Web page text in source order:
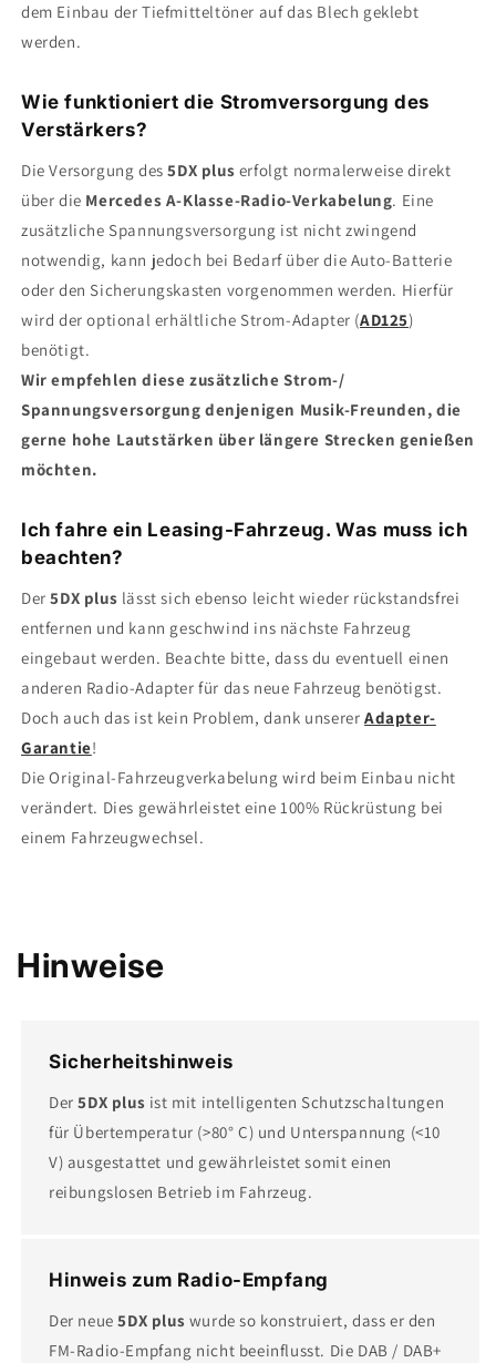
dem Einbau der Tiefmitteltöner auf das Blech geklebt
werden.
Wie funktioniert die Stromversorgung des
Verstärkers?
Die Versorgung des5DX plus erfolgt normalerweise direkt
über die Mercedes A-Klasse-Radio-Verkabelung. Eine
zusätzliche Spannungsversorgung ist nicht zwingend
notwendig, kann jedoch bei Bedarf über die Auto-Batterie
oder den Sicherungskasten vorgenommen werden. Hierfür
wird der optional erhältliche Strom-Adapter (AD125)
benötigt.
Wir empfehlen diese zusätzliche Strom-/
Spannungsversorgung denjenigen Musik-Freunden, die
gerne hohe Lautstärken über längere Strecken genießen
möchten.
Ich fahre ein Leasing-Fahrzeug. Was muss ich
beachten?
Der5DX plus lässt sich ebenso leicht wieder rückstandsfrei
entfernen und kann geschwind ins nächste Fahrzeug
eingebaut werden. Beachte bitte, dass du eventuell einen
anderen Radio-Adapter für das neue Fahrzeug benötigst.
Doch auch das ist kein Problem, dank unsererAdapter-
Garantie!
Die Original-Fahrzeugverkabelung wird beim Einbau nicht
verändert. Dies gewährleistet eine 100% Rückrüstung bei
einem Fahrzeugwechsel.
Hinweise
Sicherheitshinweis
Der5DX plus ist mit intelligenten Schutzschaltungen
für Übertemperatur (>80° C) und Unterspannung (<10
V) ausgestattet und gewährleistet somit einen
reibungslosen Betrieb im Fahrzeug.
Hinweis zum Radio-Empfang
Der neue5DX plus wurde so konstruiert, dass er den
FM-Radio-Empfang nicht beeinflusst. Die DAB / DAB+